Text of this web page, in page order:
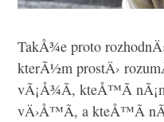
TakÅ¾e proto
kterÃ½m prostÄ›
vÃ¡Å¾Ã­, kteÅ™Ã­
vÄ›Å™Ã­, a kteÅ™Ã­